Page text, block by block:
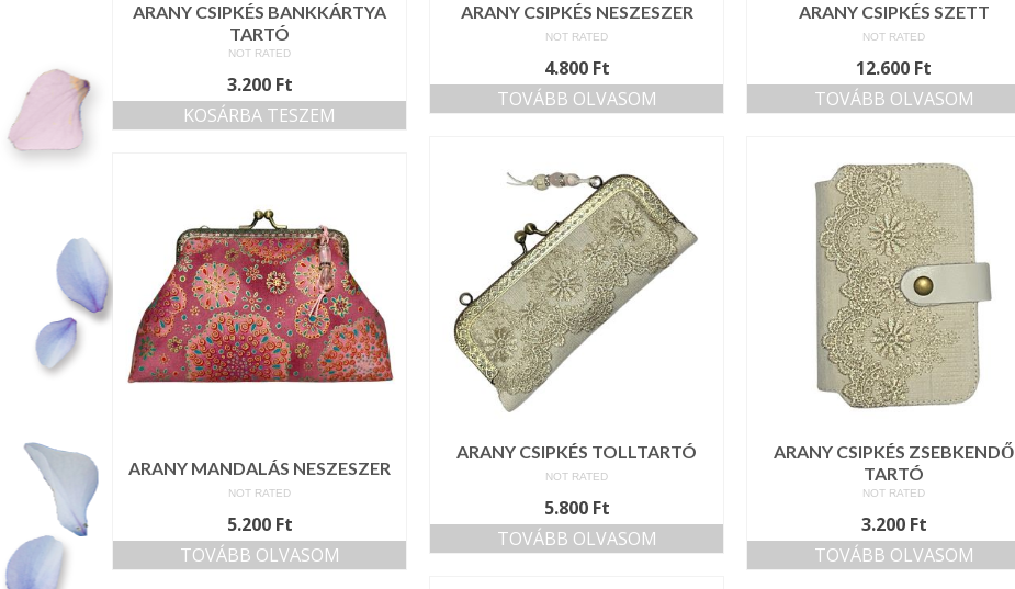
ARANY CSIPKÉS BANKKÁRTYA
TARTÓ
NOT RATED
3.200 Ft
KOSÁRBA TESZEM
ARANY CSIPKÉS NESZESZER
NOT RATED
4.800 Ft
TOVÁBB OLVASOM
ARANY CSIPKÉS SZETT
NOT RATED
12.600 Ft
TOVÁBB OLVASOM
ARANY CSIPKÉS TOLLTARTÓ
NOT RATED
5.800 Ft
TOVÁBB OLVASOM
ARANY CSIPKÉS ZSEBKENDŐ
TARTÓ
NOT RATED
3.200 Ft
TOVÁBB OLVASOM
ARANY MANDALÁS NESZESZER
NOT RATED
5.200 Ft
TOVÁBB OLVASOM